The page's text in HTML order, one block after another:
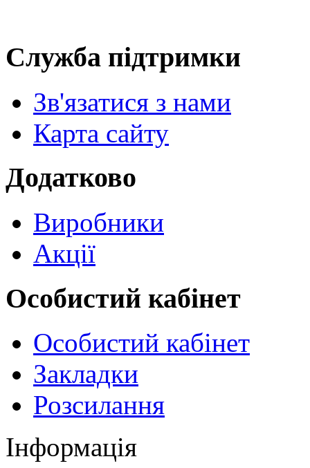
Служба підтримки
Зв'язатися з нами
Карта сайту
Додатково
Виробники
Акції
Особистий кабінет
Особистий кабінет
Закладки
Розсилання
Інформація